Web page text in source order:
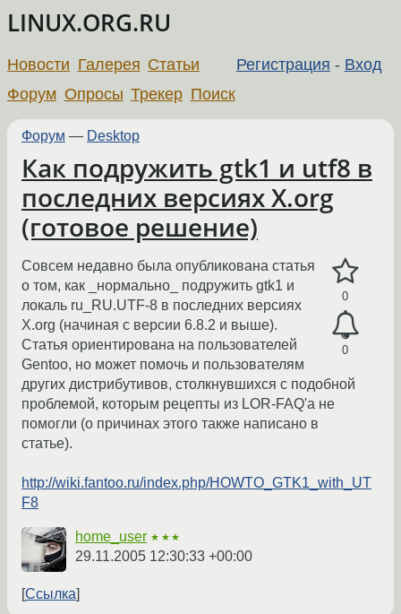
LINUX.ORG.RU
Регистрация - Вход
Новости Галерея Статьи
Форум Опросы Трекер Поиск
Форум — Desktop
Как подружить gtk1 и utf8 в
последних версиях X.org
(готовое решение)
0
0
Совсем недавно была опубликована статья
о том, как _нормально_ подружить gtk1 и
локаль ru_RU.UTF-8 в последних версиях
X.org (начиная с версии 6.8.2 и выше).
Статья ориентирована на пользователей
Gentoo, но может помочь и пользователям
других дистрибутивов, столкнувшихся с подобной
проблемой, которым рецепты из LOR-FAQ'а не
помогли (о причинах этого также написано в
статье).
http://wiki.fantoo.ru/index.php/HOWTO_GTK1_with_UT
F8
home_user ★★★
29.11.2005 12:30:33 +00:00
Ссылка